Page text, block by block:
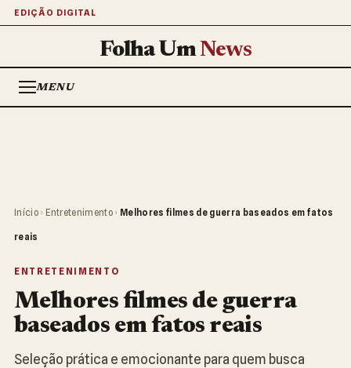
EDIÇÃO DIGITAL
Folha UmNews
MENU
Início › Entretenimento › Melhores filmes de guerra baseados em fatos
reais
ENTRETENIMENTO
Melhores filmes de guerra
baseados em fatos reais
Seleção prática e emocionante para quem busca